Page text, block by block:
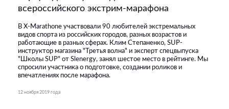
всероссийского экстрим-марафона
В X-Marathone участвовали 90 любителей экстремальных
видов спорта из российских городов, разных возрастов и
работающие в разных сферах. Клим Степаненко, SUP-
инструктор магазина "Третья волна" и эксперт спецвыпуска
"Школы SUP" от Slenergy, занял шестое место в рейтинге. Мы
спросили участника о подготовке, создании роликов и
впечатлениях после марафона.
12 ноября 2019 года